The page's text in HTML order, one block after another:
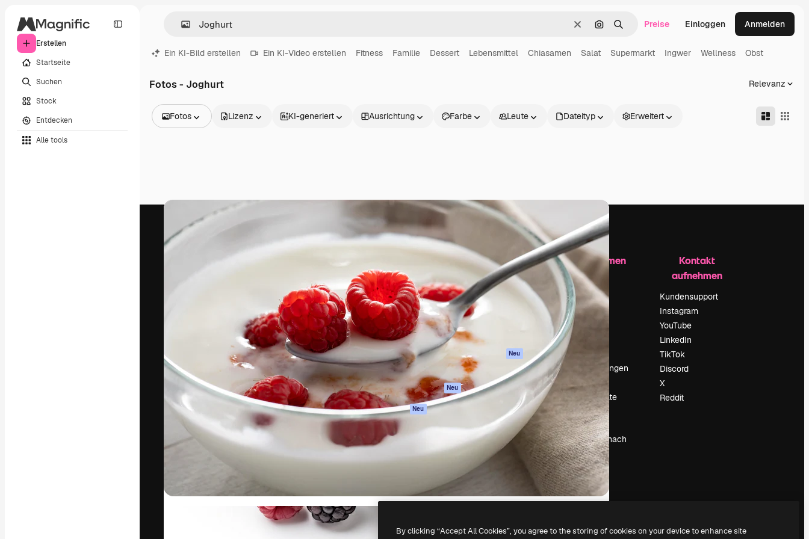
Erstellen
Startseite
Suchen
Stock
Entdecken
Alle tools
LöschenNach Bild suchen
SuchenPreise Einloggen Anmelden
Ein KI-Bild erstellen Ein KI-Video erstellen Fitness Familie Dessert Lebensmittel Chiasamen Salat Supermarkt Ingwer Wellness Obst
Fotos - Joghurt Relevanz
Fotos
Videos
Filmmaterial
Motion Graphics
Videovorlagen
Icons
Lizenz KI-generiert Ausrichtung Farbe Leute Dateityp Erweitert
Die kreative Plattform, um deine beste
Arbeit zu verwirklichen. Mehr als 1 Million
Abonnenten unter Kreativen, Unternehmen,
Agenturen und Studios.
Deutsch
Spaces
KI-Assistent
KI-Bildgenerator
KI-Videogenerator
KI-
Stimmengenerator
Stock-Inhalte
MCP für
Claude/ChatGPT
Neu
Agenten Neu
API
Mobile App
Alle Magnific-Tools
Loslegen
Academy
Dokumentation
Support
Datenschutzerklärung
Neu
Cookie-Richtlinie
Vertrauenszentrum
Partner
Unternehmen
Unternehmen
Preise
Über uns
Reviews
Karriere
Suchtrends
Blog
Veranstaltungen
Slidesgo
Deine Inhalte
verkaufen
Pressesaal
Suchst du nach
magnific.ai
Kontakt
aufnehmen
Kundensupport
Instagram
YouTube
LinkedIn
TikTok
Discord
X
Reddit
Copyright © 2010- 2026 Alle Rechte vorbehalten
By clicking “Accept All Cookies”, you agree to the storing of cookies on your device to enhance site